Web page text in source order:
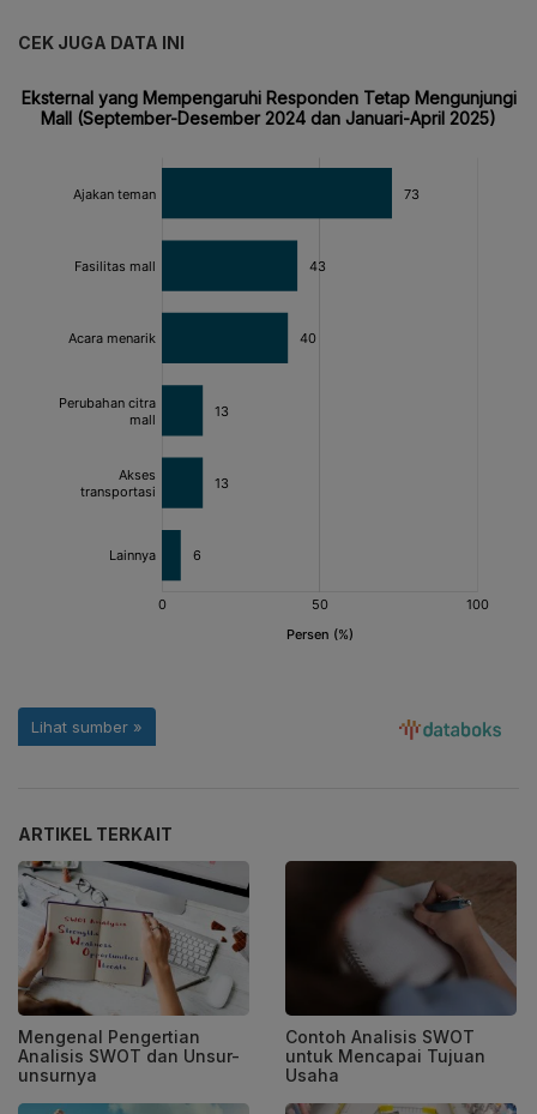
CEK JUGA DATA INI
ARTIKEL TERKAIT
Mengenal Pengertian
Analisis SWOT dan Unsur-
unsurnya
Contoh Analisis SWOT
untuk Mencapai Tujuan
Usaha